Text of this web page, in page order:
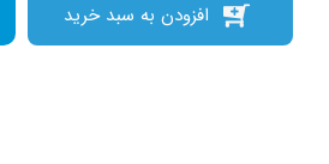
افزودن به سبد خرید